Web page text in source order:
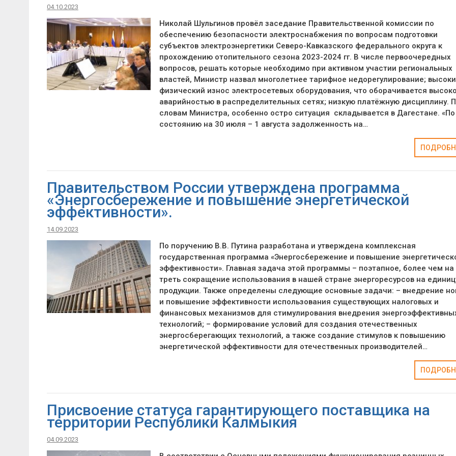
04.10.2023
Николай Шульгинов провёл заседание Правительственной комиссии по
обеспечению безопасности электроснабжения по вопросам подготовки
субъектов электроэнергетики Северо-Кавказского федерального округа к
прохождению отопительного сезона 2023-2024 гг. В числе первоочередных
вопросов, решать которые необходимо при активном участии региональных
властей, Министр назвал многолетнее тарифное недорегулирование;
физический износ электросетевых оборудования, что оборачивается
аварийностью в распределительных сетях; низкую платёжную дисциплину.
словам Министра, особенно остро ситуация складывается в Дагестане. «По
состоянию на 30 июля – 1 августа задолженность на…
Правительством России утверждена программа
«Энергосбережение и повышение энергетической
эффективности».
14.09.2023
По поручению В.В. Путина разработана и утверждена комплексная
государственная программа «Энергосбережение и повышение
эффективности». Главная задача этой программы – поэтапное, более чем на
треть сокращение использования в нашей стране энергоресурсов на
продукции. Также определены следующие основные задачи: – внедрение
и повышение эффективности использования существующих налоговых и
финансовых механизмов для стимулирования внедрения
технологий; – формирование условий для создания отечественных
энергосберегающих технологий, а также создание стимулов к повышению
энергетической эффективности для отечественных производителей…
Присвоение статуса гарантирующего поставщика на
территории Республики Калмыкия
04.09.2023